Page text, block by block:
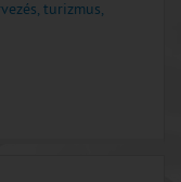
turizmus,